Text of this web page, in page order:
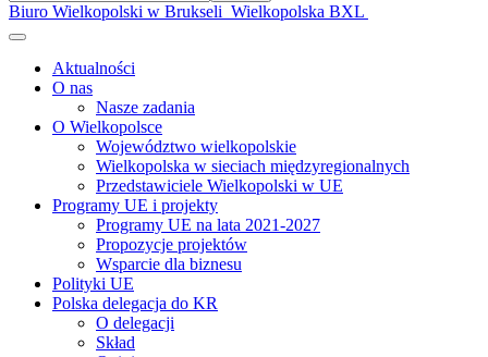
Biuro Wielkopolski w Brukseli Wielkopolska BXL
Aktualności
O nas
Nasze zadania
O Wielkopolsce
Województwo wielkopolskie
Wielkopolska w sieciach międzyregionalnych
Przedstawiciele Wielkopolski w UE
Programy UE i projekty
Programy UE na lata 2021-2027
Propozycje projektów
Wsparcie dla biznesu
Polityki UE
Polska delegacja do KR
O delegacji
Skład